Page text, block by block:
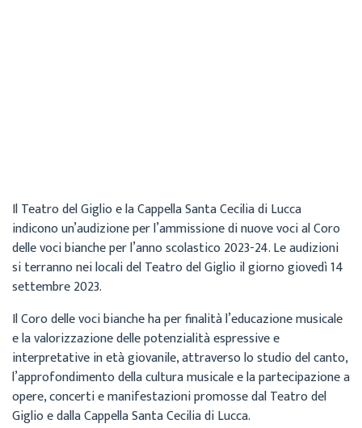
Il Teatro del Giglio e la Cappella Santa Cecilia di Lucca
indicono un’audizione per l’ammissione di nuove voci al Coro
delle voci bianche per l’anno scolastico 2023-24. Le audizioni
si terranno nei locali del Teatro del Giglio il giorno giovedì 14
settembre 2023.
Il Coro delle voci bianche ha per finalità l’educazione musicale
e la valorizzazione delle potenzialità espressive e
interpretative in età giovanile, attraverso lo studio del canto,
l’approfondimento della cultura musicale e la partecipazione a
opere, concerti e manifestazioni promosse dal Teatro del
Giglio e dalla Cappella Santa Cecilia di Lucca.